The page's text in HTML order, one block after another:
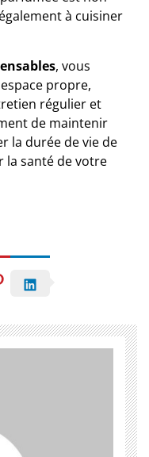
à cuisiner
, vous
propre,
régulier et
de maintenir
la durée de vie de
la santé de votre